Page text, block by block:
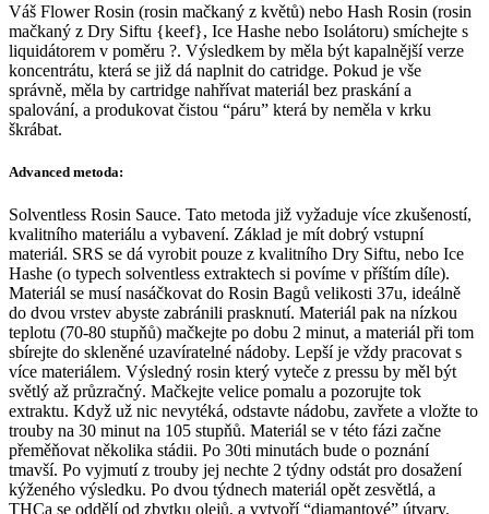
Váš Flower Rosin (rosin mačkaný z květů) nebo Hash Rosin (rosin
mačkaný z Dry Siftu {keef}, Ice Hashe nebo Isolátoru) smíchejte s
liquidátorem v poměru ?. Výsledkem by měla být kapalnější verze
koncentrátu, která se již dá naplnit do catridge. Pokud je vše
správně, měla by cartridge nahřívat materiál bez praskání a
spalování, a produkovat čistou “páru” která by neměla v krku
škrábat.
Advanced metoda:
Solventless Rosin Sauce. Tato metoda již vyžaduje více zkušeností,
kvalitního materiálu a vybavení. Základ je mít dobrý vstupní
materiál. SRS se dá vyrobit pouze z kvalitního Dry Siftu, nebo Ice
Hashe (o typech solventless extraktech si povíme v příštím díle).
Materiál se musí nasáčkovat do Rosin Bagů velikosti 37u, ideálně
do dvou vrstev abyste zabránili prasknutí. Materiál pak na nízkou
teplotu (70-80 stupňů) mačkejte po dobu 2 minut, a materiál při tom
sbírejte do skleněné uzavíratelné nádoby. Lepší je vždy pracovat s
více materiálem. Výsledný rosin který vyteče z pressu by měl být
světlý až průzračný. Mačkejte velice pomalu a pozorujte tok
extraktu. Když už nic nevytéká, odstavte nádobu, zavřete a vložte to
trouby na 30 minut na 105 stupňů. Materiál se v této fázi začne
přeměňovat několika stádii. Po 30ti minutách bude o poznání
tmavší. Po vyjmutí z trouby jej nechte 2 týdny odstát pro dosažení
kýženého výsledku. Po dvou týdnech materiál opět zesvětlá, a
THCa se oddělí od zbytku olejů, a vytvoří “diamantové” útvary,